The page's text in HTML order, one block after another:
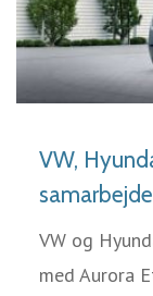
VW,
VW og
med Aurora